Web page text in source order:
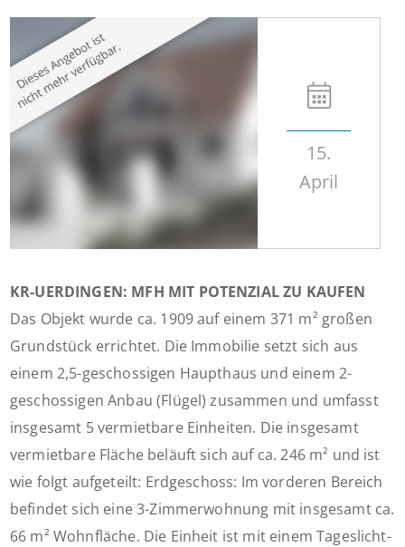
15.
April
KR-UERDINGEN: MFH MIT POTENZIAL ZU KAUFEN
Das Objekt wurde ca. 1909 auf einem 371 m² großen
Grundstück errichtet. Die Immobilie setzt sich aus
einem 2,5-geschossigen Haupthaus und einem 2-
geschossigen Anbau (Flügel) zusammen und umfasst
insgesamt 5 vermietbare Einheiten. Die insgesamt
vermietbare Fläche beläuft sich auf ca. 246 m² und ist
wie folgt aufgeteilt: Erdgeschoss: Im vorderen Bereich
befindet sich eine 3-Zimmerwohnung mit insgesamt ca.
66 m² Wohnfläche. Die Einheit ist mit einem Tageslicht-